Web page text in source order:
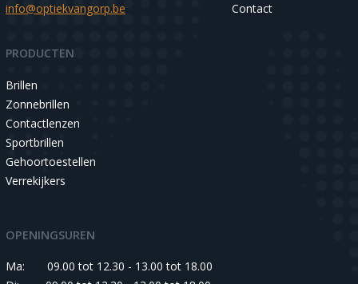
info@optiekvangorp.be
Contact
PRODUCTEN
Brillen
Zonnebrillen
Contactlenzen
Sportbrillen
Gehoortoestellen
Verrekijkers
OPENINGSUREN
Ma:
09.00 tot 12.30 - 13.00 tot 18.00